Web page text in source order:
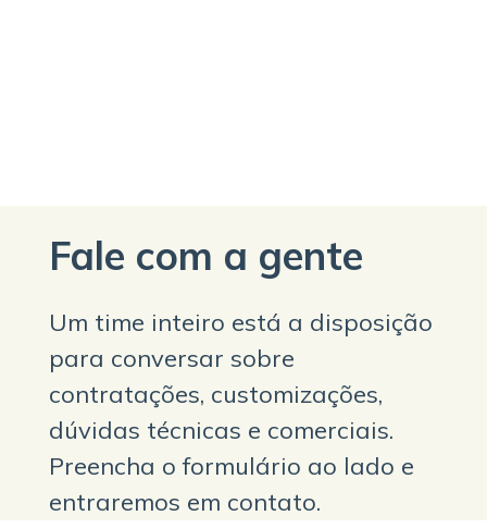
Fale com a gente
Um time inteiro está a disposição
para conversar sobre
contratações, customizações,
dúvidas técnicas e comerciais.
Preencha o formulário ao lado e
entraremos em contato.